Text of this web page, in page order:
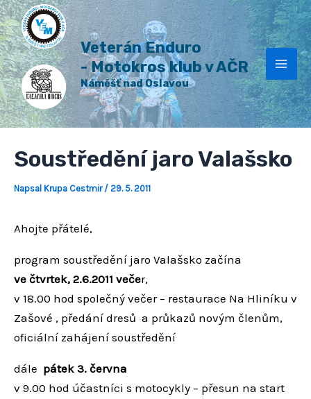
Přeskočit
na
obsah
Veterán Enduro
- Motokros klub v AČR
Náměšť nad Oslavou
Soustředění jaro Valašsko
Napsal Krupa Cestmir / 29. 5. 2011
Ahojte přátelé,
program soustředění jaro Valašsko začína
ve čtvrtek, 2.6.2011 večer,
v 18.00 hod společný večer – restaurace Na Hliníku v
Zašové , předání dresů a průkazů novým členům,
oficiální zahájení soustředění
dále pátek 3. června
v 9.00 hod účastníci s motocykly – přesun na start
Post
navigation
H
l
e
d
a
t